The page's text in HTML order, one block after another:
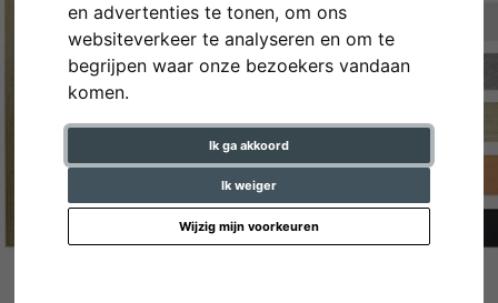
en advertenties te tonen, om ons
websiteverkeer te analyseren en om te
begrijpen waar onze bezoekers vandaan
komen.
Ik ga akkoord
Ik weiger
Wijzig mijn voorkeuren
Terug